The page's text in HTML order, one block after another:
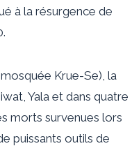
à la résurgence de
Krue-Se), la
Yala et dans quatre
morts survenues lors
puissants outils de